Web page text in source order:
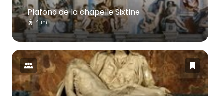
Plafond de la chapelle Sixtine
4 m